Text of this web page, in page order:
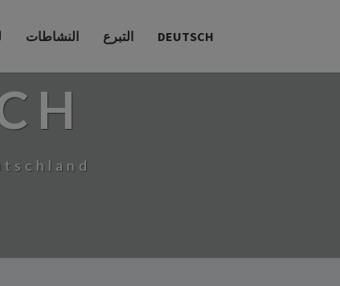
النشاطات التبرع DEUTSCH